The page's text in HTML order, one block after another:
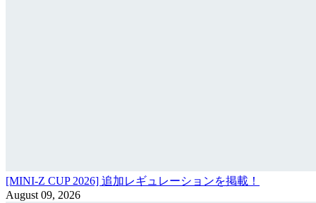
[MINI-Z CUP 2026] 追加レギュレーションを掲載！
August 09, 2026